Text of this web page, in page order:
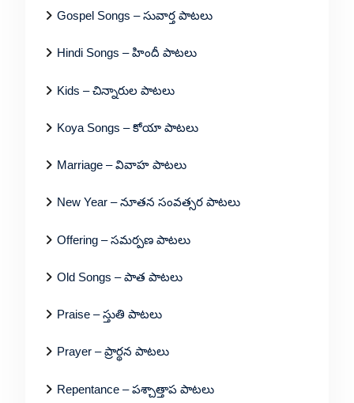
Gospel Songs – సువార్త పాటలు
Hindi Songs – హిందీ పాటలు
Kids – చిన్నారుల పాటలు
Koya Songs – కోయా పాటలు
Marriage – వివాహ పాటలు
New Year – నూతన సంవత్సర పాటలు
Offering – సమర్పణ పాటలు
Old Songs – పాత పాటలు
Praise – స్తుతి పాటలు
Prayer – ప్రార్థన పాటలు
Repentance – పశ్చాత్తాప పాటలు